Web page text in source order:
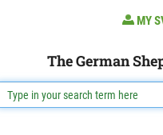
MY
The German